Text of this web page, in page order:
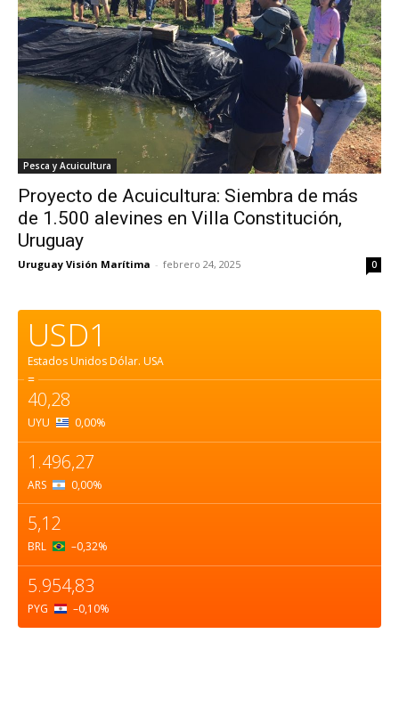
Pesca y Acuicultura
Proyecto de Acuicultura: Siembra de más
de 1.500 alevines en Villa Constitución,
Uruguay
Uruguay Visión Marítima - febrero 24, 2025 0
USD1
Estados Unidos Dólar. USA
=
40,28
UYU 0,00%
1.496,27
ARS 0,00%
5,12
BRL –0,32%
5.954,83
PYG –0,10%